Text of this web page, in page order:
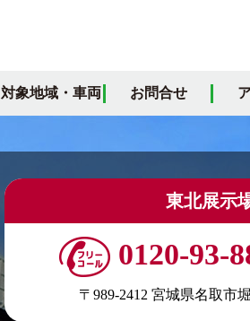
対象地域・車両 お問合せ
東北展示
0120-93-
〒989-2412 宮城県名取市